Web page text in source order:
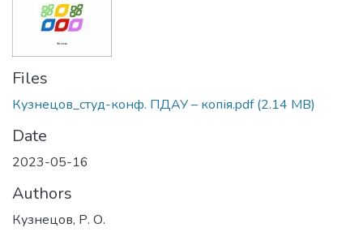
Files
Кузнецов_студ-конф. ПДАУ – копія.pdf(2.14 MB)
Date
2023-05-16
Authors
Кузнецов, Р. О.